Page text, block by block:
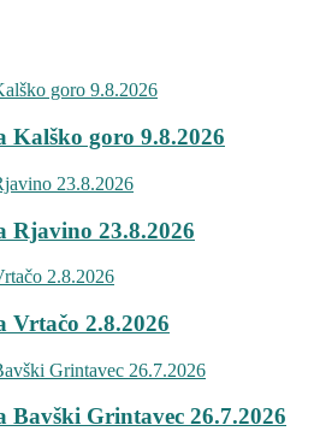
Kalško goro 9.8.2026
Rjavino 23.8.2026
Vrtačo 2.8.2026
Bavški Grintavec 26.7.2026